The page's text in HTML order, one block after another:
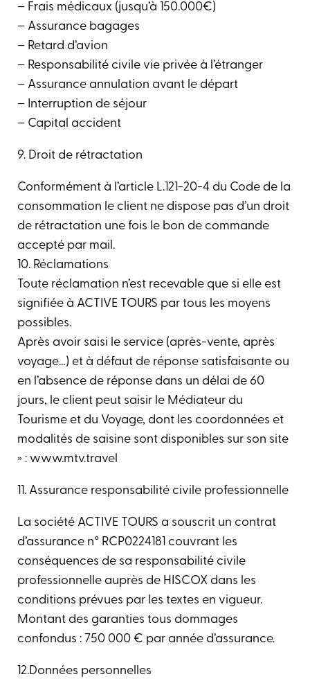
– Frais médicaux (jusqu’à 150.000€)
– Assurance bagages
– Retard d’avion
– Responsabilité civile vie privée à l’étranger
– Assurance annulation avant le départ
– Interruption de séjour
– Capital accident
9. Droit de rétractation
Conformément à l’article L.121-20-4 du Code de la
consommation le client ne dispose pas d’un droit
de rétractation une fois le bon de commande
accepté par mail.
10. Réclamations
Toute réclamation n’est recevable que si elle est
signifiée à ACTIVE TOURS par tous les moyens
possibles.
Après avoir saisi le service (après-vente, après
voyage…) et à défaut de réponse satisfaisante ou
en l’absence de réponse dans un délai de 60
jours, le client peut saisir le Médiateur du
Tourisme et du Voyage, dont les coordonnées et
modalités de saisine sont disponibles sur son site
» : www.mtv.travel
11. Assurance responsabilité civile professionnelle
La société ACTIVE TOURS a souscrit un contrat
d’assurance n° RCP0224181 couvrant les
conséquences de sa responsabilité civile
professionnelle auprès de HISCOX dans les
conditions prévues par les textes en vigueur.
Montant des garanties tous dommages
confondus : 750 000 € par année d’assurance.
12.Données personnelles